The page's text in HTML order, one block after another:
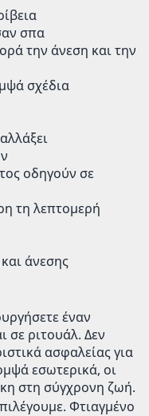
σπα
την άνεση και την
σχέδια
οδηγούν σε
τη λεπτομερή
άνεσης
έναν
σε ριτουάλ. Δεν
ασφαλείας για
εσωτερικά, οι
στη σύγχρονη ζωή.
Φτιαγμένο